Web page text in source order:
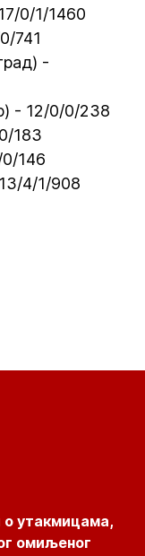
0/1/1460
741
-
- 12/0/0/238
183
146
4/1/908
о утакмицама,
омиљеног